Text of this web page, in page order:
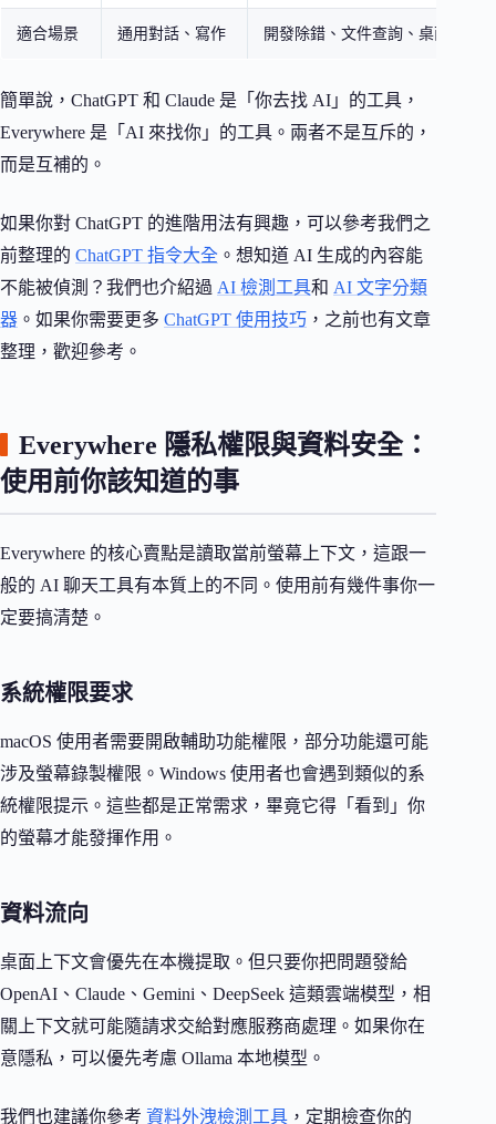
適合場景 通用對話、寫作 開發除錯、文件查詢、桌面工作流
簡單說，ChatGPT 和 Claude 是「你去找 AI」的工具，
Everywhere 是「AI 來找你」的工具。兩者不是互斥的，
而是互補的。
如果你對 ChatGPT 的進階用法有興趣，可以參考我們之
前整理的 ChatGPT 指令大全 。想知道 AI 生成的內容能
不能被偵測？我們也介紹過 AI 檢測工具和 AI 文字分類
器 。如果你需要更多 ChatGPT 使用技巧 ，之前也有文章
整理，歡迎參考。
Everywhere 隱私權限與資料安全：
使用前你該知道的事
Everywhere 的核心賣點是讀取當前螢幕上下文，這跟一
般的 AI 聊天工具有本質上的不同。使用前有幾件事你一
定要搞清楚。
系統權限要求
macOS 使用者需要開啟輔助功能權限，部分功能還可能
涉及螢幕錄製權限。Windows 使用者也會遇到類似的系
統權限提示。這些都是正常需求，畢竟它得「看到」你
的螢幕才能發揮作用。
資料流向
桌面上下文會優先在本機提取。但只要你把問題發給
OpenAI、Claude、Gemini、DeepSeek 這類雲端模型，相
關上下文就可能隨請求交給對應服務商處理。如果你在
意隱私，可以優先考慮 Ollama 本地模型。
我們也建議你參考 資料外洩檢測工具 ，定期檢查你的